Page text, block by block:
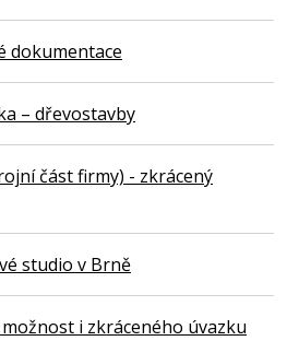
dokumentace
– dřevostavby
část firmy) - zkrácený
studio v Brně
možnost i zkráceného úvazku